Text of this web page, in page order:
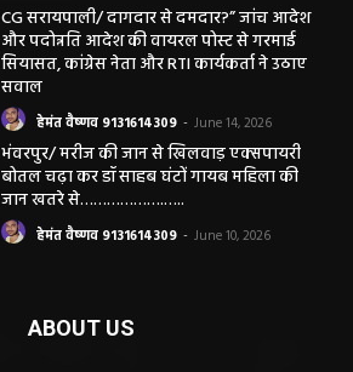
CG सरायपाली/ दागदार से दमदार?” जांच आदेश
और पदोन्नति आदेश की वायरल पोस्ट से गरमाई
सियासत, कांग्रेस नेता और RTI कार्यकर्ता ने उठाए
सवाल
हेमंत वैष्णव 9131614309 - June 14, 2026
भंवरपुर/ मरीज की जान से खिलवाड़ एक्सपायरी
बोतल चढ़ा कर डॉ साहब घंटों गायब महिला की
जान खतरे से……………….…..
हेमंत वैष्णव 9131614309 - June 10, 2026
ABOUT US